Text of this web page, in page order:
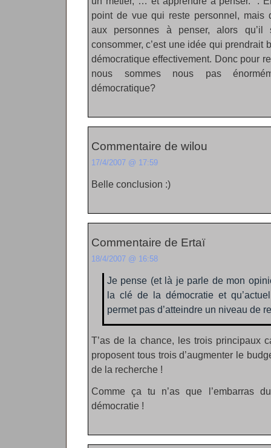
point de vue qui reste personnel, mais
aux personnes à penser, alors
consommer, c’est une idée qui prendrait
démocratique effectivement. Donc pour
nous sommes nous pas
démocratique?
Commentaire de wilou
17/4/2007 @ 17:59
Belle conclusion :)
Commentaire de Ertaï
18/4/2007 @ 16:58
Je pense (et là je parle de mon
la clé de la démocratie et
permet pas d’atteindre un niveau de
T’as de la chance, les trois principaux
proposent tous trois d’augmenter le
de la recherche !
Comme ça tu n’as que l’embarras
démocratie !